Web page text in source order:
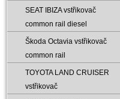
SEAT IBIZA vstřikovač
common rail diesel
Škoda Octavia vstřikovač
common rail
TOYOTA LAND CRUISER
vstřikovač